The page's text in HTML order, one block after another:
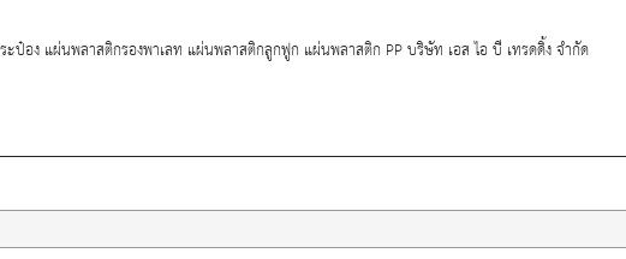
อง แผ่นพลาสติกรองพาเลท แผ่นพลาสติกลูกฟูก แผ่นพลาสติก PP บริษัท เอส ไอ บี เทรดดิ้ง จำกัด